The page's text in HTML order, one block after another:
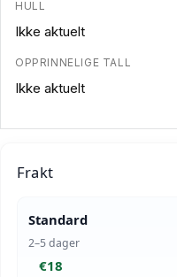
HULL
Ikke aktuelt
OPPRINNELIGE TALL
Ikke aktuelt
Frakt
Standard
2–5 dager
€18